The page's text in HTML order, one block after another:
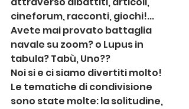
cineforum, racconti, giochi!...
Avete mai provato battaglia
navale su zoom? o Lupus in
tabula? Tabù, Uno??
Noi si e ci siamo divertiti molto!
Le tematiche di condivisione
sono state molte: la solitudine,